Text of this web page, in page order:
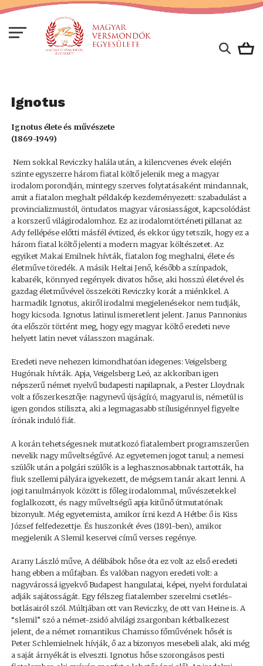
Ignotus
Ignotus élete és művészete
(1869-1949)
Nem sokkal Reviczky halála után, a kilencvenes évek elején
szinte egyszerre három fiatal költő jelenik meg a magyar
irodalom porondján, mintegy szerves folytatásaként mindannak,
amit a fiatalon meghalt példakép kezdeményezett: szabadulást a
provincializmustól, öntudatos magyar városiasságot, kapcsolódást
a korszerű világirodalomhoz. Ez az irodalomtörténeti pillanat az
Ady fellépése előtti másfél évtized, és ekkor úgy tetszik, hogy ez a
három fiatal költő jelenti a modern magyar költészetet. Az
egyiket Makai Emilnek hívták, fiatalon fog meghalni, élete és
életműve töredék. A másik Heltai Jenő, később a színpadok,
kabarék, könnyed regények divatos hőse, aki hosszú életével és
gazdag életművével összeköti Reviczky korát a miénkkel. A
harmadik Ignotus, akiről irodalmi megjelenésekor nem tudják,
hogy kicsoda. Ignotus latinul ismeretlent jelent. Janus Pannonius
óta először történt meg, hogy egy magyar költő eredeti neve
helyett latin nevet válasszon magának.
Eredeti neve nehezen kimondhatóan idegenes: Veigelsberg
Hugónak hívták. Apja, Veigelsberg Leó, az akkoriban igen
népszerű német nyelvű budapesti napilapnak, a Pester Lloydnak
volt a főszerkesztője: nagynevű újságíró, magyarul is, németül is
igen gondos stiliszta, aki a legmagasabb stílusigénnyel figyelte
írónak induló fiát.
A korán tehetségesnek mutatkozó fiatalembert programszerűen
nevelik nagy műveltségűvé. Az egyetemen jogot tanul; a nemesi
szülők után a polgári szülők is a leghasznosabbnak tartották, ha
fiuk szellemi pályára igyekezett, de mégsem tanár akart lenni. A
jogi tanulmányok között is főleg irodalommal, művészetekkel
foglalkozott, és nagy műveltségű apja kitűnő útmutatónak
bizonyult. Még egyetemista, amikor írni kezd A Hétbe: ő is Kiss
József felfedezettje. És huszonkét éves (1891-ben), amikor
megjelenik A Slemil keservei című verses regénye.
Arany László műve, A délibábok hőse óta ez volt az első eredeti
hang ebben a műfajban. És valóban nagyon eredeti volt: a
nagyvárossá igyekvő Budapest hangulatai, képei, nyelvi fordulatai
adják sajátosságát. Egy félszeg fiatalember szerelmi csetlés-
botlásairól szól. Múltjában ott van Reviczky, de ott van Heine is. A
“slemil” szó a német-zsidó alvilági zsargonban kétbalkezest
jelent, de a német romantikus Chamisso főművének hősét is
Peter Schlemielnek hívják, ő az a bizonyos mesebeli alak, aki még
a saját árnyékát is elveszti. Ignotus hőse szorongásos pesti